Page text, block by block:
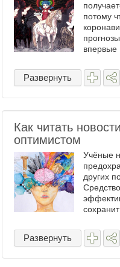
потому
впервые
оно
начала
Развернуть
Как читать
оптимистом
Учёные
других
прочего,
Развернуть